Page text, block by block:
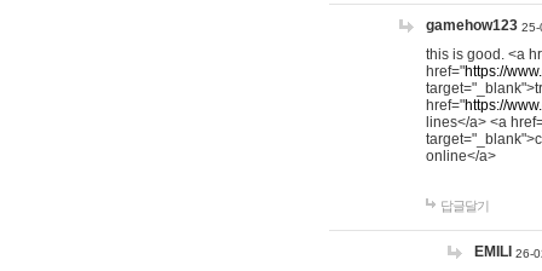
gamehow123 25-
this is good. <a
href="https://
href="https://
lines</a> <a
online</a>
답글달기
EMILI 26-